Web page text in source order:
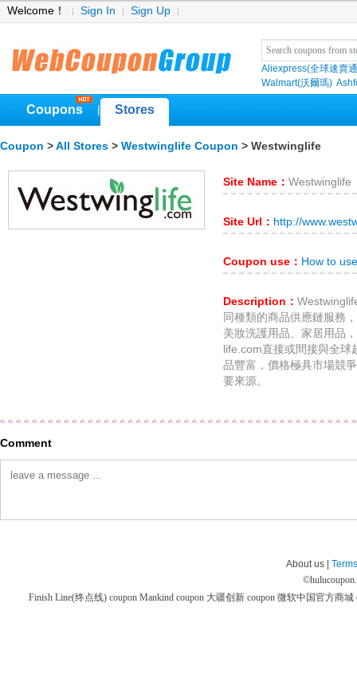
Welcome！ Sign In Sign Up
Aliexpress(全球速賣
Walmart(沃爾瑪)
Coupons Stores
Coupon > All Stores > Westwinglife Coupon > Westwinglife
Site Name： Westwinglife
Site Url： http://
Coupon use： How to
Description：
同種類的商品供應鏈服務
美妝洗護用品、家居用品
life.com直接或間接與全
品豐富，價格極具市場競
要來源。
Comment
About us |
©
Finish Line(终点线) coupon Mankind coupon 大疆创新 coupon 微软中国官方商城